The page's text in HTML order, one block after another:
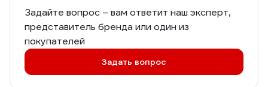
Задайте вопрос – вам ответит наш эксперт,
представитель бренда или один из
покупателей
Задать вопрос